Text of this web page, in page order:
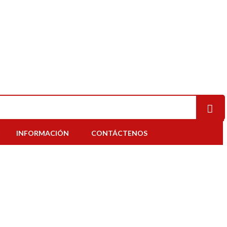
INFORMACIÓN CONTÁCTENOS